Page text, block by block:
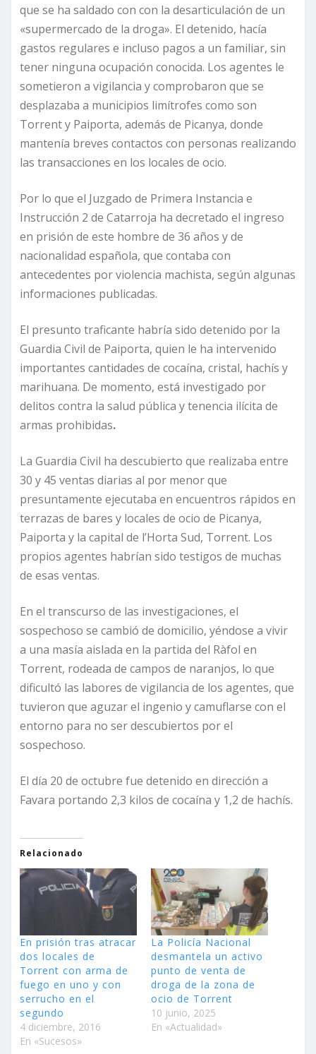
que se ha saldado con con la desarticulación de un
«supermercado de la droga». El detenido, hacía
gastos regulares e incluso pagos a un familiar, sin
tener ninguna ocupación conocida. Los agentes le
sometieron a vigilancia y comprobaron que se
desplazaba a municipios limítrofes como son
Torrent y Paiporta, además de Picanya, donde
mantenía breves contactos con personas realizando
las transacciones en los locales de ocio.
Por lo que el Juzgado de Primera Instancia e
Instrucción 2 de Catarroja ha decretado el ingreso
en prisión de este hombre de 36 años y de
nacionalidad española, que contaba con
antecedentes por violencia machista, según algunas
informaciones publicadas.
El presunto traficante habría sido detenido por la
Guardia Civil de Paiporta, quien le ha intervenido
importantes cantidades de cocaína, cristal, hachís y
marihuana. De momento, está investigado por
delitos contra la salud pública y tenencia ilícita de
armas prohibidas.
La Guardia Civil ha descubierto que realizaba entre
30 y 45 ventas diarias al por menor que
presuntamente ejecutaba en encuentros rápidos en
terrazas de bares y locales de ocio de Picanya,
Paiporta y la capital de l’Horta Sud, Torrent. Los
propios agentes habrían sido testigos de muchas
de esas ventas.
En el transcurso de las investigaciones, el
sospechoso se cambió de domicilio, yéndose a vivir
a una masía aislada en la partida del Ràfol en
Torrent, rodeada de campos de naranjos, lo que
dificultó las labores de vigilancia de los agentes, que
tuvieron que aguzar el ingenio ycamuflarse con el
entorno para no ser descubiertos por el
sospechoso.
El día 20 de octubre fue detenido en dirección a
Favara portando 2,3 kilos de cocaína y 1,2 de hachís.
Relacionado
En prisión tras atracar
dos locales de
Torrent con arma de
fuego en uno y con
serrucho en el
segundo
4 diciembre, 2016
En «Sucesos»
La Policía Nacional
desmantela un activo
punto de venta de
droga de la zona de
ocio de Torrent
10 junio, 2025
En «Actualidad»